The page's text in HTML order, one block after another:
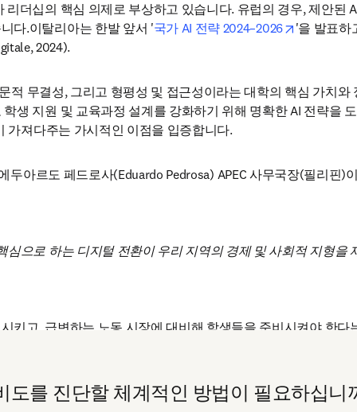
더십의 핵심 의제로 부상하고 있습니다. 유럽의 경우, 제안된
다.이탈리아는 한발 앞서 '국가 AI 전략 2024–2026 opens in
'을 발표하
2024).
적 무결성, 그리고 형평성 및 접근성이라는 대학의 핵심 가치
생 지원 및 교육과정 설계를 강화하기 위해 명확한 AI 전략을
가져다주는 가시적인 이점을 입증합니다.
두아르도 페드로사(Eduardo Pedrosa) APEC 사무국장(필리핀
심으로 하는 디지털 전환이 우리 지역의 경제 및 사회적 지형
키고, 급변하는 노동 시장에 대비해 학생들을 준비시켜야 한다
도를 진단할 체계적인 방법이 필요하십니